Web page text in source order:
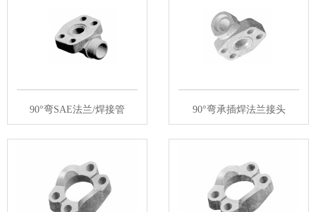
90°弯SAE法兰/焊接管 90°弯承插焊法兰接头